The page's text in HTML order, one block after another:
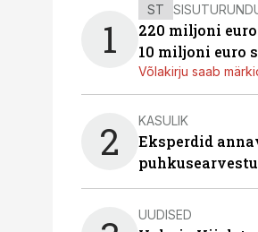
1
ST
220 miljoni
10 miljoni euro
Võlakirju saab
2 KASULIK
Eksperdid
UUDISED